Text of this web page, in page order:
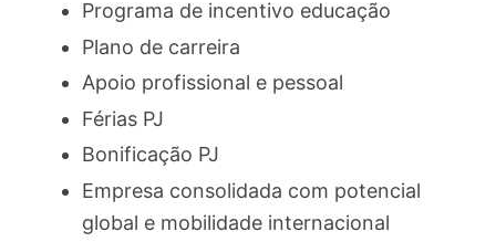
Programa de incentivo educação
Plano de carreira
Apoio profissional e pessoal
Férias PJ
Bonificação PJ
Empresa consolidada com potencial
global e mobilidade internacional